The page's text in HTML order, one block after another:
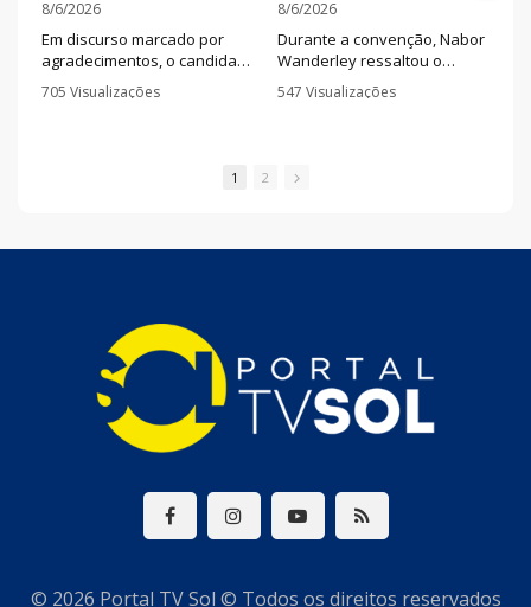
8/6/2026
Em discurso marcado por
agradecimentos, o candidato
à reeleição afirmou que a
Paraíba deve seguir olhando
705 Visualizações
8/6/2026
Durante a convenção, Nabor
Wanderley ressaltou o
trabalho da senadora na
defesa das mulheres e
em segurança pública.
547 Visualizações
1 2
© 2026 Portal TV Sol © Todos os direitos reservados